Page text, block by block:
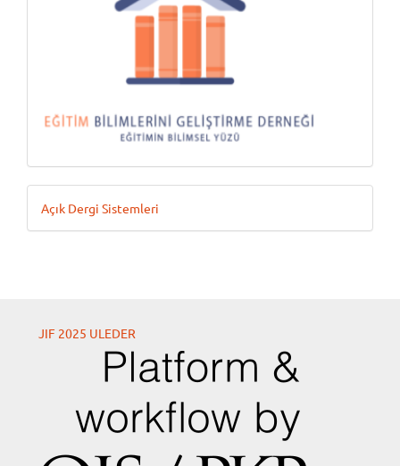
Geliştiren
Açık Dergi Sistemleri
JIF 2025 ULEDER